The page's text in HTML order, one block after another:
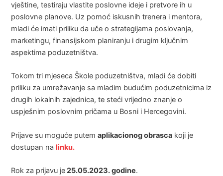
vještine, testiraju vlastite poslovne ideje i pretvore ih u
poslovne planove. Uz pomoć iskusnih trenera i mentora,
mladi će imati priliku da uče o strategijama poslovanja,
marketingu, finansijskom planiranju i drugim ključnim
aspektima poduzetništva.
Tokom tri mjeseca Škole poduzetništva, mladi će dobiti
priliku za umrežavanje sa mladim budućim poduzetnicima iz
drugih lokalnih zajednica, te steći vrijedno znanje o
uspješnim poslovnim pričama u Bosni i Hercegovini.
Prijave su moguće putemaplikacionog obrasca koji je
dostupan na linku.
Rok za prijavu je25.05.2023. godine.